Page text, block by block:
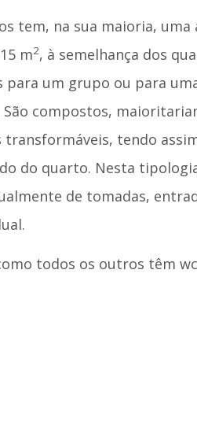
tem, na sua maioria, uma
m2, à semelhança dos
para um grupo ou para
compostos,
transformáveis, tendo
do quarto. Nesta
de tomadas,
todos os outros têm